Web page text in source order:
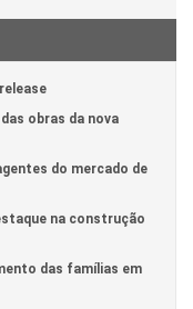
obras da nova
do mercado de
na construção
das famílias em